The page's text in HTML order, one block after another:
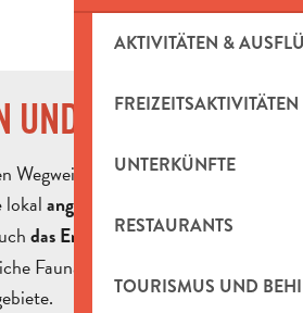
AKTIVITÄTEN &
FREIZEITSAKTIVITÄTEN
UNTERKÜNFTE
RESTAURANTS
TOURISMUS UND
UND KULTURERBE
Wegweisern markierte
lokal angebauten Rebsorten
das Erbe des Dorfesmit seinen
Fauna und Flora der